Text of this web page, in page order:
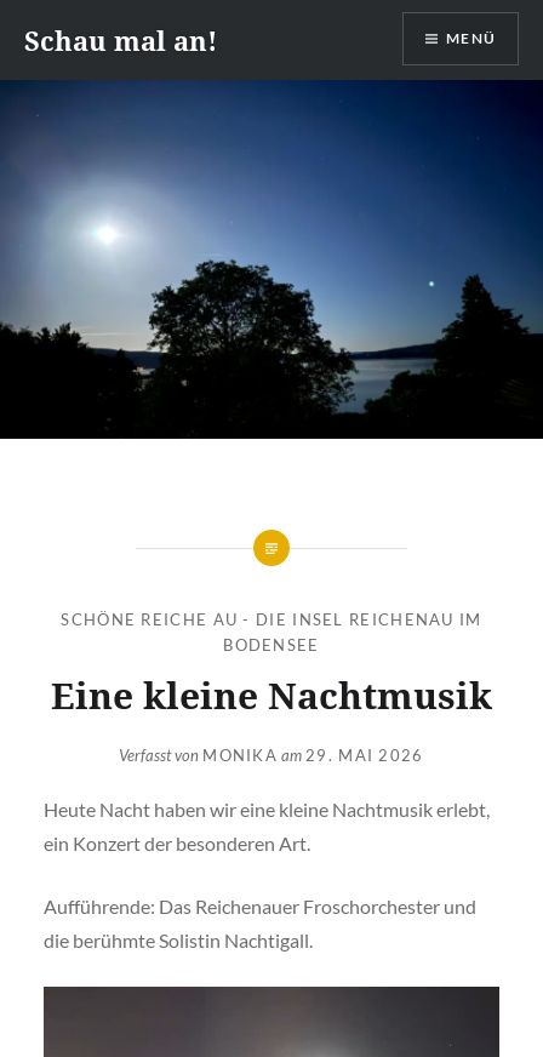
Inhalt
springen
Schau mal an! MENÜ
SCHÖNE REICHE AU - DIE INSEL REICHENAU IM
BODENSEE
Eine kleine Nachtmusik
Verfasst von MONIKA am 29. MAI 2026
Heute Nacht haben wir eine kleine Nachtmusik erlebt,
ein Konzert der besonderen Art.
Aufführende: Das Reichenauer Froschorchester und
die berühmte Solistin Nachtigall.